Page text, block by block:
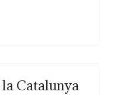
Catalunya